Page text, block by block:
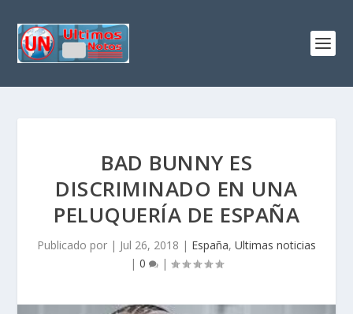
BAD BUNNY ES
DISCRIMINADO EN UNA
PELUQUERÍA DE ESPAÑA
Publicado por | Jul 26, 2018 | España, Ultimas noticias
| 0 |